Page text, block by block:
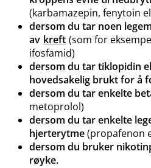
(karbamazepin, fenytoin
dersom du tar noen
av kreft (som for
ifosfamid)
dersom du tar tiklopidin
hovedsakelig brukt for å
dersom du tar enkelte
metoprolol)
dersom du tar enkelte
hjerterytme(propafenon
dersom du bruker
røyke.